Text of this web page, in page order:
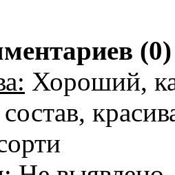
(0)
Хороший,